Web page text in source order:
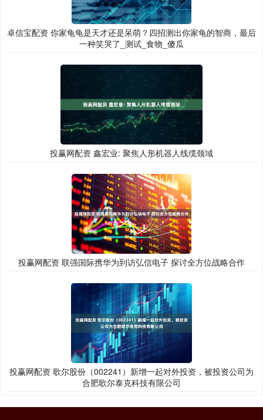
卓信宝配资 你家龟龟是天才还是呆萌？四招测出你家龟的智商，最后
一种笑哭了_测试_食物_傻瓜
投赢网配资 鑫宏业: 聚焦人形机器人线缆领域
投赢网配资 联强国际携华为到访弘信电子 探讨全方位战略合作
投赢网配资 歌尔股份（002241）新增一起对外投资，被投资公司为
合肥歌尔泰克科技有限公司